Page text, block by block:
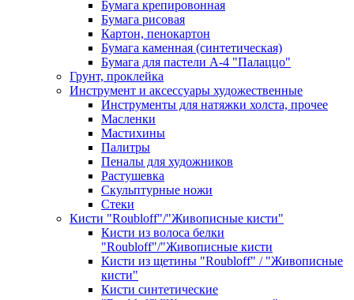
Бумага крепировонная
Бумага рисовая
Картон, пенокартон
Бумага каменная (синтетическая)
Бумага для пастели А-4 "Палаццо"
Грунт, проклейка
Инструмент и аксессуары художественные
Инструменты для натяжки холста, прочее
Масленки
Мастихины
Палитры
Пеналы для художников
Растушевка
Скульптурные ножи
Стеки
Кисти "Roubloff"/"Живописные кисти"
Кисти из волоса белки
"Roubloff"/"Живописные кисти
Кисти из щетины "Roubloff" / "Живописные
кисти"
Кисти синтетические